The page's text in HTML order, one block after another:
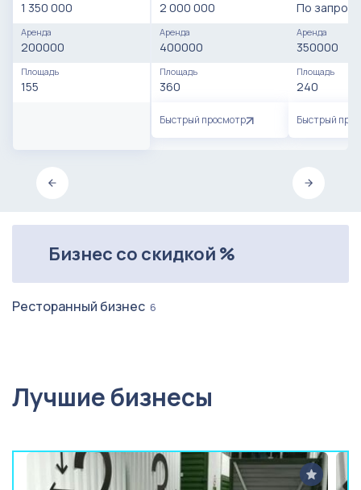
1 350 000
Аренда
200000
Площадь
155
2 000 000
Аренда
400000
Площадь
360
Быстрый просмотр
По запросу
Аренда
350000
Площадь
240
Быстрый
Бизнес со скидкой %
Ресторанный бизнес 6
Лучшие бизнесы